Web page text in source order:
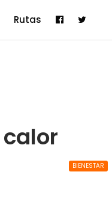
Rutas
BIENESTAR